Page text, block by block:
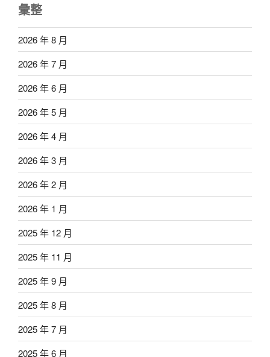
彙整
2026 年 8 月
2026 年 7 月
2026 年 6 月
2026 年 5 月
2026 年 4 月
2026 年 3 月
2026 年 2 月
2026 年 1 月
2025 年 12 月
2025 年 11 月
2025 年 9 月
2025 年 8 月
2025 年 7 月
2025 年 6 月